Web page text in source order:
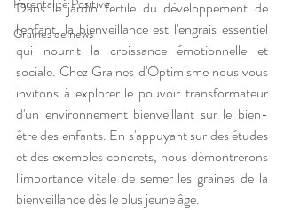
Parentalité Positive
Graines de news
Dans le jardin fertile du développement de
l'enfant, la bienveillance est l'engrais essentiel
qui nourrit la croissance émotionnelle et
sociale. Chez Graines d'Optimisme nous vous
invitons à explorer le pouvoir transformateur
d'un environnement bienveillant sur le bien-
être des enfants. En s'appuyant sur des études
et des exemples concrets, nous démontrerons
l'importance vitale de semer les graines de la
bienveillance dès le plus jeune âge.